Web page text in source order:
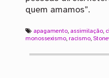
quem amamos”.
apagamento, assimilação,
monossexismo, racismo,